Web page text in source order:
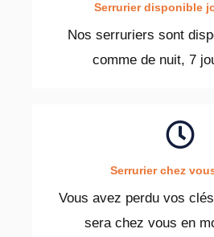
Serrurier disponible
Nos serruriers sont
comme de nuit, 7
Serrurier chez
Vous avez perdu vos
sera chez vous en